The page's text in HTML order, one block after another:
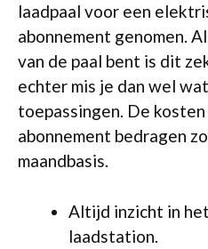
laadpaal voor een
abonnement genomen.
van de paal bent is dit
echter mis je dan wel
toepassingen. De
abonnement bedragen
maandbasis.
Altijd inzicht in
laadstation.